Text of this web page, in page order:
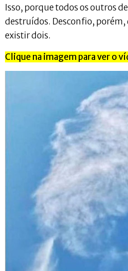
Isso, porque todos os outros
destruídos. Desconfio,
existir dois.
Clique na imagem para ver o